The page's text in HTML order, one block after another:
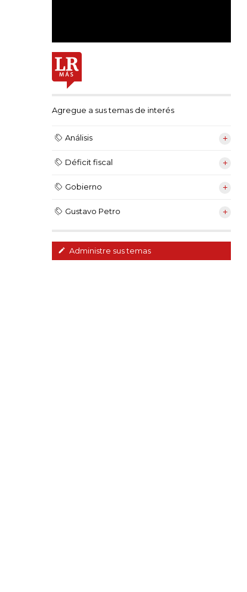
Agregue a sus temas de interés
Análisis
Déficit fiscal
Gobierno
Gustavo Petro
Administre sus temas